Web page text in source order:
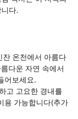
다.
온천에서 아름다
다운 자연 속에서
어보세요.
고 고요한 경내를
용 가능합니다(추가